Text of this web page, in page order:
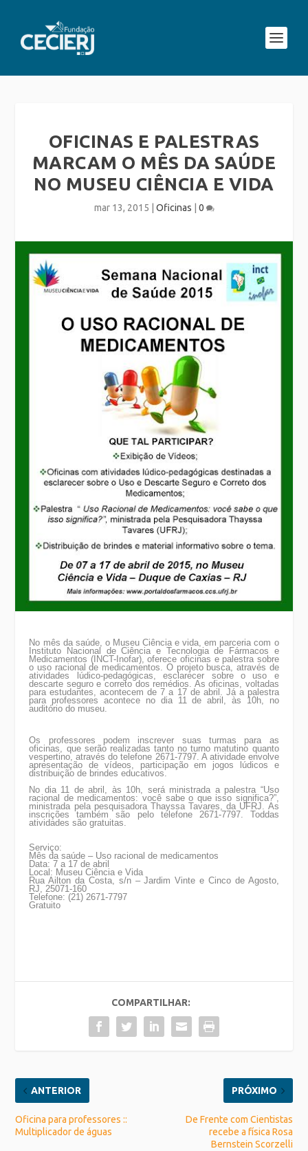
OFICINAS E PALESTRAS
MARCAM O MÊS DA SAÚDE
NO MUSEU CIÊNCIA E VIDA
mar 13, 2015 Oficinas 0
No mês da saúde, o Museu Ciência e vida, em parceria com o
Instituto Nacional de Ciência e Tecnologia de Fármacos e
Medicamentos (INCT-Inofar), oferece oficinas e palestra sobre
o uso racional de medicamentos. O projeto busca, através de
atividades lúdico-pedagógicas, esclarecer sobre o uso e
descarte seguro e correto dos remédios. As oficinas, voltadas
para estudantes, acontecem de 7 a 17 de abril. Já a palestra
para professores acontece no dia 11 de abril, às 10h, no
auditório do museu.
Os professores podem inscrever suas turmas para as
oficinas, que serão realizadas tanto no turno matutino quanto
vespertino, através do telefone 2671-7797. A atividade envolve
apresentação de vídeos, participação em jogos lúdicos e
distribuição de brindes educativos.
No dia 11 de abril, às 10h, será ministrada a palestra “Uso
racional de medicamentos: você sabe o que isso significa?”,
ministrada pela pesquisadora Thayssa Tavares, da UFRJ. As
inscrições também são pelo telefone 2671-7797. Toddas
atividades são gratuitas.
Serviço:
Mês da saúde – Uso racional de medicamentos
Data: 7 a 17 de abril
Local: Museu Ciência e Vida
Rua Ailton da Costa, s/n – Jardim Vinte e Cinco de Agosto,
RJ, 25071-160
Telefone: (21) 2671-7797
Gratuito
COMPARTILHAR:
ANTERIOR
Oficina para professores ::
Multiplicador de águas
PRÓXIMO
De Frente com Cientistas
recebe a física Rosa
Bernstein Scorzelli